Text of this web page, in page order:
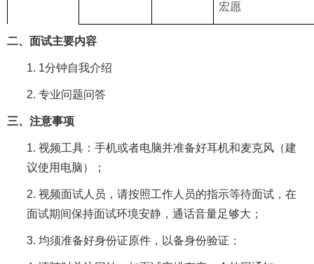
宏愿
二、面试主要内容
1. 1分钟自我介绍
2. 专业问题问答
三、注意事项
1. 视频工具：手机或者电脑并准备好耳机和麦克风（建
议使用电脑）；
2. 视频面试人员，请按照工作人员的指示等待面试，在
面试期间保持面试环境安静，通话音量足够大；
3. 均须准备好身份证原件，以备身份验证 ；